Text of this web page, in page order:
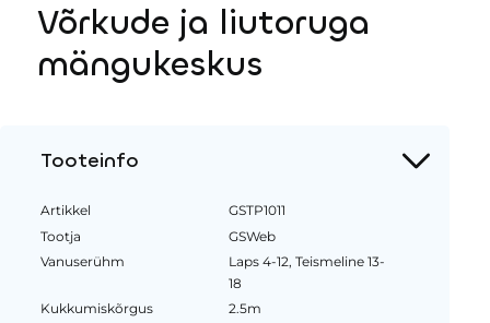
Võrkude ja liutoruga
mängukeskus
Tooteinfo
Artikkel
GSTP1011
Tootja
GSWeb
Vanuserühm
Laps 4-12, Teismeline 13-
18
Kukkumiskõrgus
2.5m